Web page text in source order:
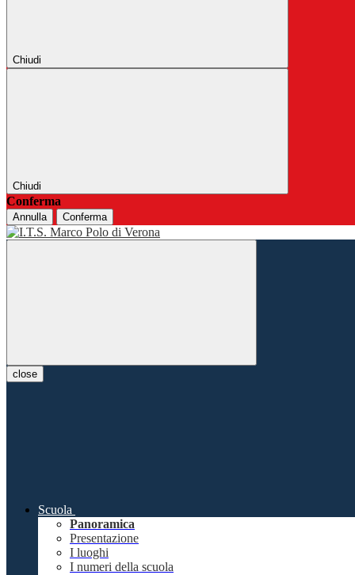
Chiudi
Chiudi
Conferma
Annulla Conferma
close
Scuola
Panoramica
Presentazione
I luoghi
I numeri della scuola